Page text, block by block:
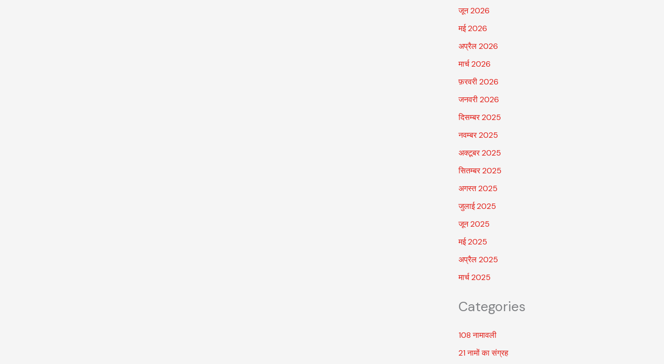
जून 2026
मई 2026
अप्रैल 2026
मार्च 2026
फ़रवरी 2026
जनवरी 2026
दिसम्बर 2025
नवम्बर 2025
अक्टूबर 2025
सितम्बर 2025
अगस्त 2025
जुलाई 2025
जून 2025
मई 2025
अप्रैल 2025
मार्च 2025
Categories
108 नामावली
21 नामों का संग्रह